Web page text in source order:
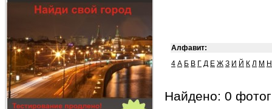
Алфавит:
4 А Б В Г Д Е Ж З И Й К Л М Н
Найдено: 0